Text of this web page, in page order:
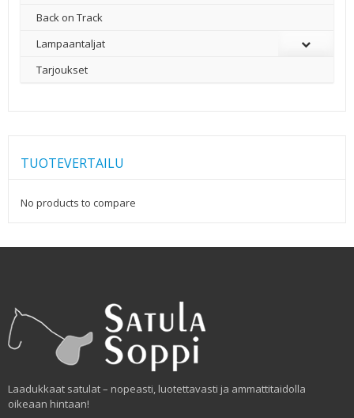
Back on Track
Lampaantaljat
Tarjoukset
TUOTEVERTAILU
No products to compare
Laadukkaat satulat – nopeasti, luotettavasti ja ammattitaidolla
oikeaan hintaan!